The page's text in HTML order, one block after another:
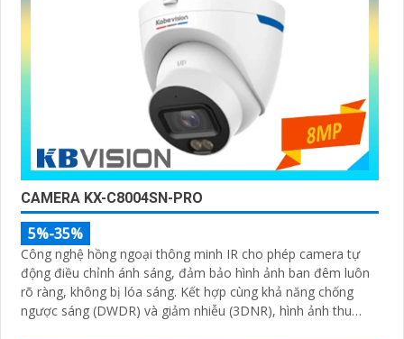
CAMERA KX-C8004SN-PRO
5%-35%
Công nghệ hồng ngoại thông minh IR cho phép camera tự
động điều chỉnh ánh sáng, đảm bảo hình ảnh ban đêm luôn
rõ ràng, không bị lóa sáng. Kết hợp cùng khả năng chống
ngược sáng (DWDR) và giảm nhiễu (3DNR), hình ảnh thu